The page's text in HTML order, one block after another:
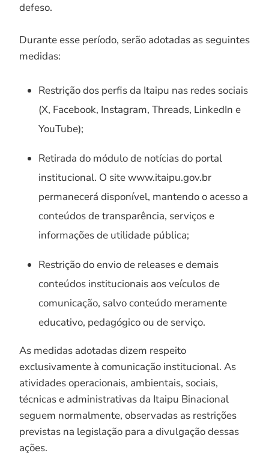
defeso.
Durante esse período, serão adotadas as seguintes
medidas:
Restrição dos perfis da Itaipu nas redes sociais
(X, Facebook, Instagram, Threads, LinkedIn e
YouTube);
Retirada do módulo de notícias do portal
institucional. O site www.itaipu.gov.br
permanecerá disponível, mantendo o acesso a
conteúdos de transparência, serviços e
informações de utilidade pública;
Restrição do envio de releases e demais
conteúdos institucionais aos veículos de
comunicação, salvo conteúdo meramente
educativo, pedagógico ou de serviço.
As medidas adotadas dizem respeito
exclusivamente à comunicação institucional. As
atividades operacionais, ambientais, sociais,
técnicas e administrativas da Itaipu Binacional
seguem normalmente, observadas as restrições
previstas na legislação para a divulgação dessas
ações.